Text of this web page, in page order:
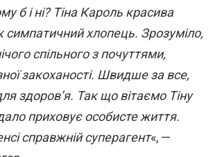
б і ні? Тіна Кароль красива
симпатичний хлопець. Зрозуміло,
спільного з почуттями,
закоханості. Швидше за все,
здоров’я. Так що вітаємо Тіну
приховує особисте життя.
справжній суперагент«, —